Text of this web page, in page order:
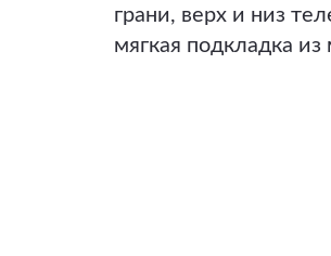
грани, верх и низ
мягкая подкладка